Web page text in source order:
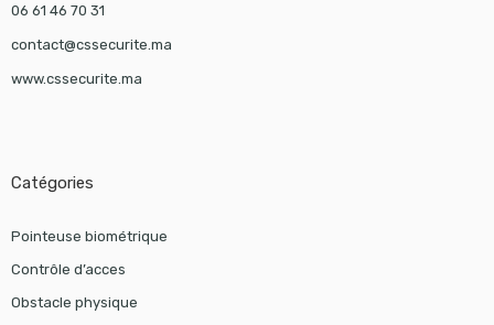
06 61 46 70 31
contact@cssecurite.ma
www.cssecurite.ma
Catégories
Pointeuse biométrique
Contrôle d’acces
Obstacle physique